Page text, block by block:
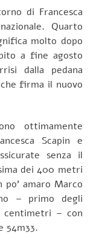
di Francesca
Quarto
molto dopo
a fine agosto
dalla pedana
che firma il nuovo
ottimamente
Scapin e
senza il
dei 400 metri
amaro Marco
– primo degli
centimetri – con
54m33.